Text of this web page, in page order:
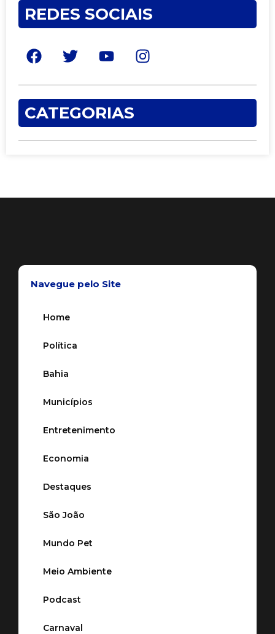
REDES SOCIAIS
CATEGORIAS
Navegue pelo Site
Home
Política
Bahia
Municípios
Entretenimento
Economia
Destaques
São João
Mundo Pet
Meio Ambiente
Podcast
Carnaval